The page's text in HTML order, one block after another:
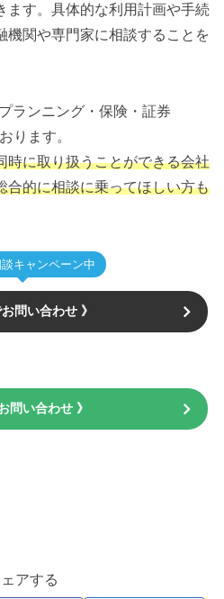
ます。具体的な利用計画や手続
機関や専門家に相談することを
ランニング・保険・証券
ります。
時に取り扱うことができる会社
合的に相談に乗ってほしい方も
キャンペーン中
問い合わせ 》
問い合わせ 》
アする